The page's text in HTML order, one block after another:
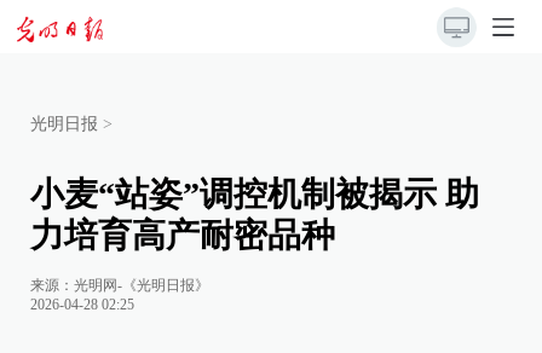
光明日报 >
小麦“站姿”调控机制被揭示 助
力培育高产耐密品种
来源： 光明网-《光明日报》
2026-04-28 02:25